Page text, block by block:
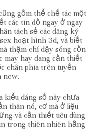
gồm thể chế tác một
các tín đồ ngay ở ngay
tách sẻ các đăng ký
hoạt hình 3d, và biết
thậm chí dậy sóng cồn
may hay đang cần thiết
chân phía trên tuyến
new.
kiểu dáng số này chưa
thân nó, cơ mà ở liệu
và cần thiết tiêu dùng
trong thiên nhiên hằng